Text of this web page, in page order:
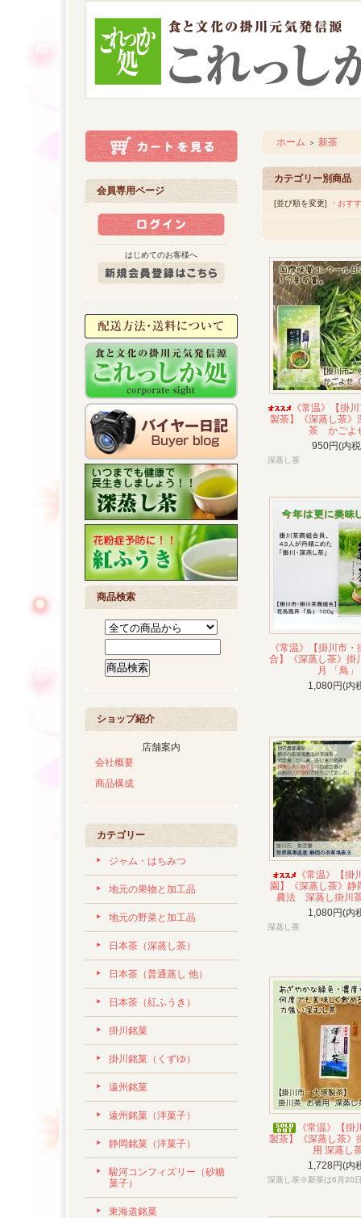
会員専用ページ
はじめてのお客様へ
商品検索
ショップ紹介
店舗案内
会社概要
商品構成
カテゴリー
ジャム・はちみつ
地元の果物と加工品
地元の野菜と加工品
日本茶（深蒸し茶）
日本茶（普通蒸し 他）
日本茶（紅ふうき）
掛川銘菓
掛川銘菓（くずゆ）
遠州銘菓
遠州銘菓（洋菓子）
静岡銘菓（洋菓子）
駿河コンフィズリー（砂糖
菓子）
東海道銘菓
ホーム ＞ 新茶
カテゴリー別商品
[並び順を変更] ・おす
《常温》【掛
製茶】《深蒸し茶》
茶 かごよ
950円(内
深蒸し茶
《常温》【掛川市
合】《深蒸し茶》掛
月 「鳥」
1,080円(内
《常温》【掛
園】《深蒸し茶》静
農法 深蒸し掛川
1,080円(内
深蒸し茶
《常温》【掛
製茶】《深蒸し茶》
用 深蒸し
1,728円(内
深蒸し茶※新茶は6月20